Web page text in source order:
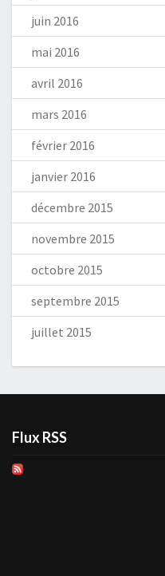
juin 2016
mai 2016
avril 2016
mars 2016
février 2016
janvier 2016
décembre 2015
novembre 2015
octobre 2015
septembre 2015
juillet 2015
Flux RSS